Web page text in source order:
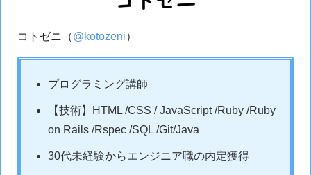
コトゼニ（@kotozeni）
プログラミング講師
【技術】HTML /CSS / JavaScript /Ruby /Ruby
on Rails /Rspec /SQL /Git/Java
30代未経験からエンジニア職の内定獲得